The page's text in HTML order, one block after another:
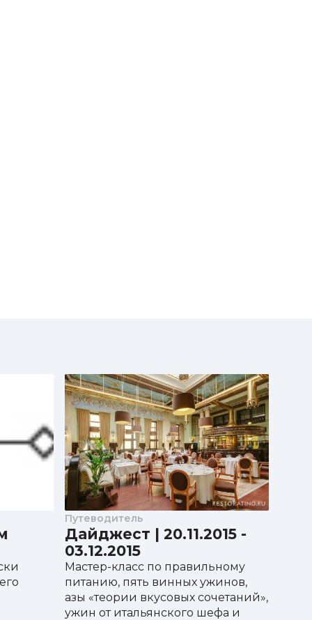
Путеводитель
Дайджест | 20.11.2015 -
03.12.2015
Мастер-класс по правильному
питанию, пять винных ужинов,
азы «теории вкусовых сочетаний»,
ужин от итальянского шефа и